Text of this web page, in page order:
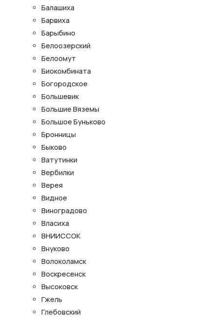
Балашиха
Барвиха
Барыбино
Белоозерский
Белоомут
Биокомбината
Богородское
Большевик
Большие Вяземы
Большое Буньково
Бронницы
Быково
Ватутинки
Вербилки
Верея
Видное
Виноградово
Власиха
ВНИИССОК
Внуково
Волоколамск
Воскресенск
Высоковск
Гжель
Глебовский